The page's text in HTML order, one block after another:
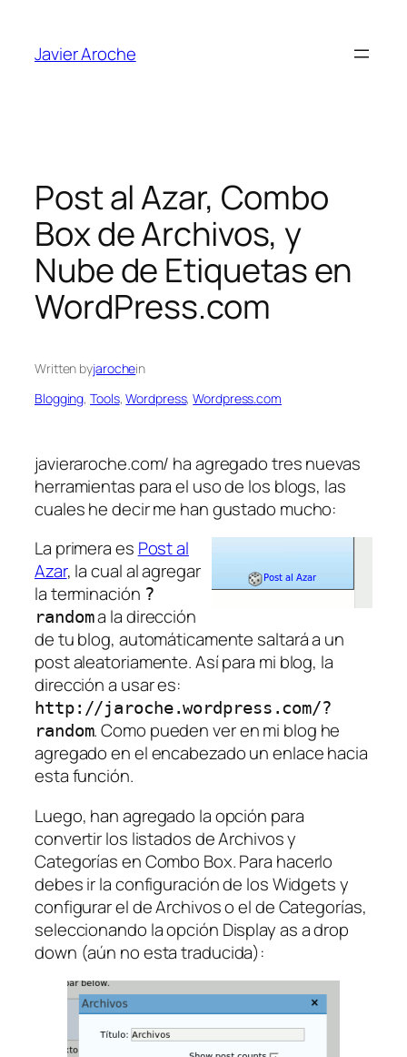
content
Javier Aroche
Post al Azar, Combo
Box de Archivos, y
Nube de Etiquetas en
WordPress.com
Written byjarochein
Blogging, Tools, Wordpress, Wordpress.com
javieraroche.com/ ha agregado tres nuevas
herramientas para el uso de los blogs, las
cuales he decir me han gustado mucho:
La primera es Post al
Azar, la cual al agregar
la terminación ?
randoma la dirección
de tu blog, automáticamente saltará a un
post aleatoriamente. Así para mi blog, la
dirección a usar es:
http://jaroche.wordpress.com/?
random. Como pueden ver en mi blog he
agregado en el encabezado un enlace hacia
esta función.
Luego, han agregado la opción para
convertir los listados de Archivos y
Categorías en Combo Box. Para hacerlo
debes ir la configuración de los Widgets y
configurar el de Archivos o el de Categorías,
seleccionando la opción Display as a drop
down (aún no esta traducida):